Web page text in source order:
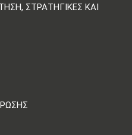
ΣΤΡΑΤΗΓΙΚΈΣ ΚΑΙ